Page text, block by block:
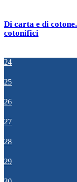
Di carta e di
cotonifici
24
25
26
27
28
29